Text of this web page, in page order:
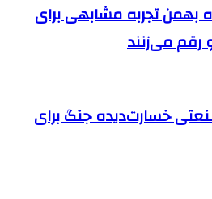
بهمن تجربه مشابهی برای
رقم می‌زنند
واحد صنعتی خسارت‌دیده جنگ برای